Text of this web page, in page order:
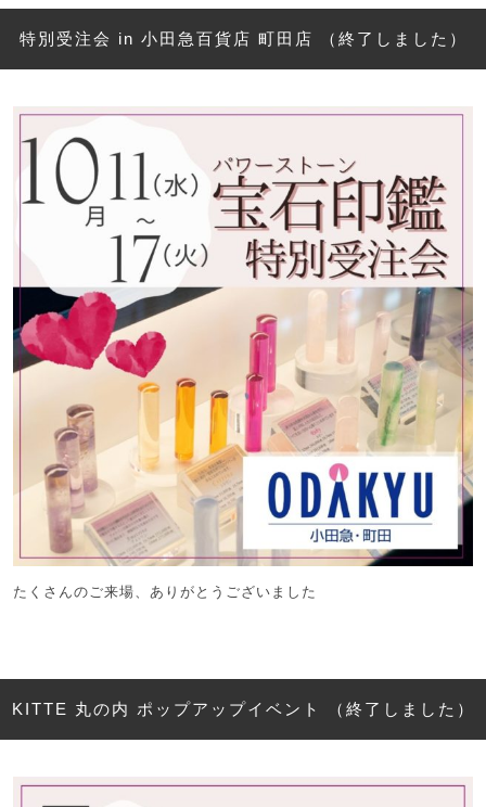
特別受注会 in 小田急百貨店 町田店 （終了しました）
たくさんのご来場、ありがとうございました
KITTE 丸の内 ポップアップイベント （終了しました）